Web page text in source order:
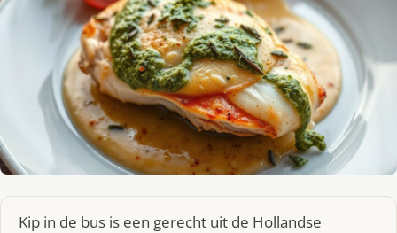
Kip in de bus is een gerecht uit de Hollandse